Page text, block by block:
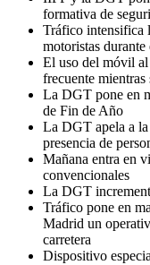
formativa de
Tráfico intensifica
motoristas durante
El uso del móvil al
frecuente mientras
La DGT pone en
de Fin de Año
La DGT apela a la
presencia de
Mañana entra en
convencionales
La DGT
Tráfico pone en
Madrid un
carretera
Dispositivo